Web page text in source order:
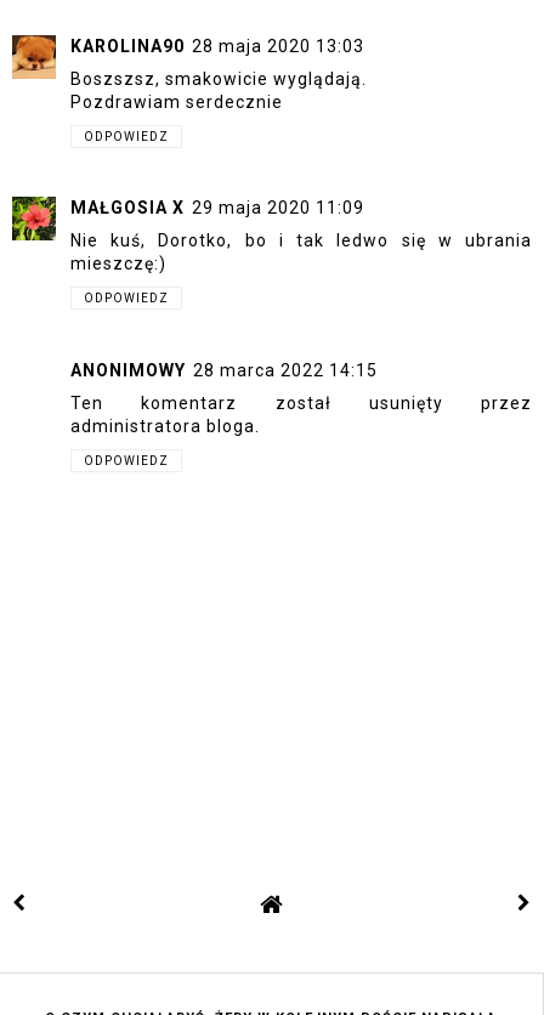
KAROLINA90 28 maja 2020 13:03
Boszszsz, smakowicie wyglądają.
Pozdrawiam serdecznie
ODPOWIEDZ
MAŁGOSIA X 29 maja 2020 11:09
Nie kuś, Dorotko, bo i tak ledwo się w ubrania
mieszczę:)
ODPOWIEDZ
ANONIMOWY 28 marca 2022 14:15
Ten komentarz został usunięty przez
administratora bloga.
ODPOWIEDZ